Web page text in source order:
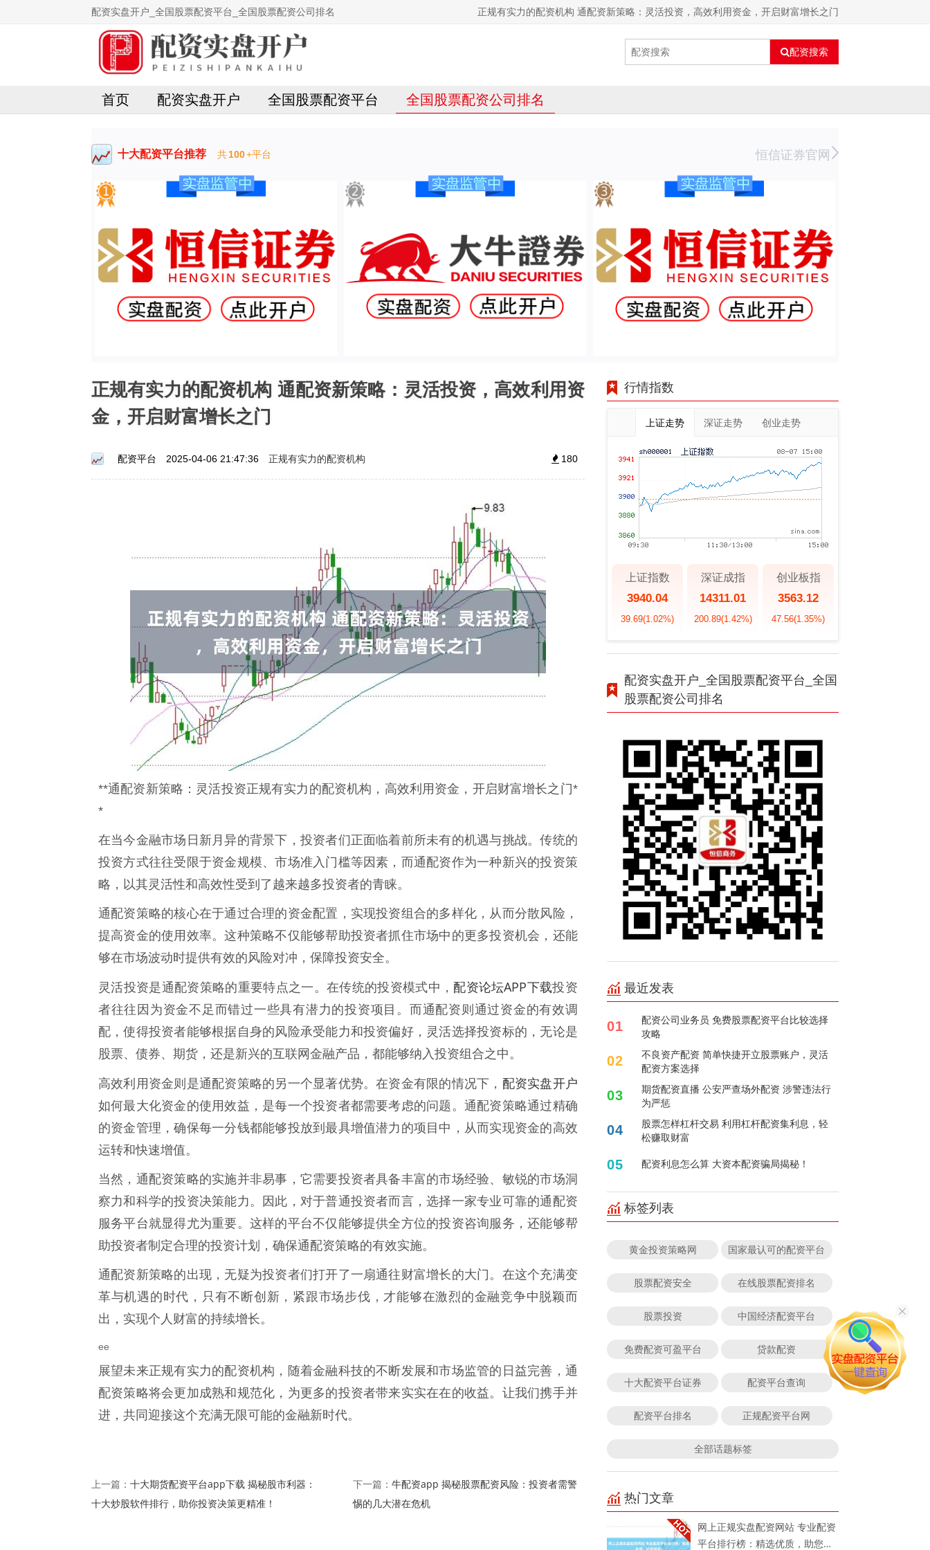
配资实盘开户_全国股票配资平台_全国股票配资公司排名 正规有实力的配资机构 通配资新策略：灵活投资，高效利用资金，开启财富增长之门
配资搜索
首页 配资实盘开户 全国股票配资平台 全国股票配资公司排名
十大配资平台推荐 共100+平台 恒信证券官网
正规有实力的配资机构 通配资新策略：灵活投资，高效利用资
金，开启财富增长之门
配资平台 2025-04-06 21:47:36 正规有实力的配资机构 180
**通配资新策略：灵活投资正规有实力的配资机构，高效利用资金，开启财富增长之门*
*
在当今金融市场日新月异的背景下，投资者们正面临着前所未有的机遇与挑战。传统的
投资方式往往受限于资金规模、市场准入门槛等因素，而通配资作为一种新兴的投资策
略，以其灵活性和高效性受到了越来越多投资者的青睐。
通配资策略的核心在于通过合理的资金配置，实现投资组合的多样化，从而分散风险，
提高资金的使用效率。这种策略不仅能够帮助投资者抓住市场中的更多投资机会，还能
够在市场波动时提供有效的风险对冲，保障投资安全。
灵活投资是通配资策略的重要特点之一。在传统的投资模式中，配资论坛APP下载投资
者往往因为资金不足而错过一些具有潜力的投资项目。而通配资则通过资金的有效调
配，使得投资者能够根据自身的风险承受能力和投资偏好，灵活选择投资标的，无论是
股票、债券、期货，还是新兴的互联网金融产品，都能够纳入投资组合之中。
高效利用资金则是通配资策略的另一个显著优势。在资金有限的情况下， 配资实盘开户
如何最大化资金的使用效益，是每一个投资者都需要考虑的问题。通配资策略通过精确
的资金管理，确保每一分钱都能够投放到最具增值潜力的项目中，从而实现资金的高效
运转和快速增值。
当然，通配资策略的实施并非易事，它需要投资者具备丰富的市场经验、敏锐的市场洞
察力和科学的投资决策能力。因此，对于普通投资者而言，选择一家专业可靠的通配资
服务平台就显得尤为重要。这样的平台不仅能够提供全方位的投资咨询服务，还能够帮
助投资者制定合理的投资计划，确保通配资策略的有效实施。
通配资新策略的出现，无疑为投资者们打开了一扇通往财富增长的大门。在这个充满变
革与机遇的时代，只有不断创新，紧跟市场步伐，才能够在激烈的金融竞争中脱颖而
出，实现个人财富的持续增长。
ee
展望未来正规有实力的配资机构，随着金融科技的不断发展和市场监管的日益完善，通
配资策略将会更加成熟和规范化，为更多的投资者带来实实在在的收益。让我们携手并
进，共同迎接这个充满无限可能的金融新时代。
上一篇： 十大期货配资平台app下载 揭秘股市利器：
十大炒股软件排行，助你投资决策更精准！
下一篇： 牛配资app 揭秘股票配资风险：投资者需警
惕的几大潜在危机
行情指数
上证走势 深证走势 创业走势
上证指数
3940.04
39.69(1.02%)
深证成指
14311.01
200.89(1.42%)
创业板指
3563.12
47.56(1.35%)
配资实盘开户_全国股票配资平台_全国
股票配资公司排名
最近发表
01
配资公司业务员 免费股票配资平台比较选择
攻略
02
不良资产配资 简单快捷开立股票账户，灵活
配资方案选择
03
期货配资直播 公安严查场外配资 涉警违法行
为严惩
04
股票怎样杠杆交易 利用杠杆配资集利息，轻
松赚取财富
05 配资利息怎么算 大资本配资骗局揭秘！
标签列表
黄金投资策略网 国家最认可的配资平台
股票配资安全 在线股票配资排名
股票投资 中国经济配资平台
免费配资可盈平台 贷款配资
十大配资平台证券 配资平台查询
配资平台排名 正规配资平台网
全部话题标签
热门文章
网上正规实盘配资网站 专业配资
平台排行榜：精选优质，助您投